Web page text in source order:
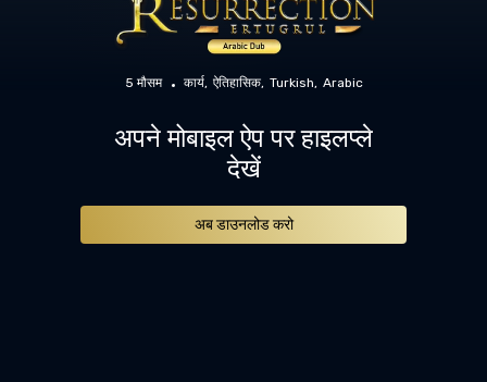
5 मौसम कार्य ऐतिहासिक Turkish Arabic
अपने मोबाइल ऐप पर हाइलप्ले
देखें
अब डाउनलोड करो